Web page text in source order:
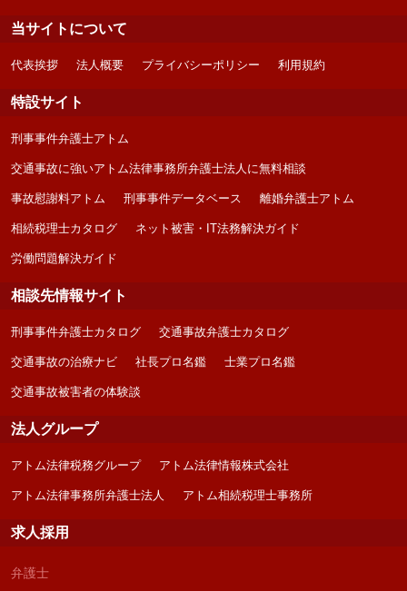
当サイトについて
代表挨拶 法人概要 プライバシーポリシー 利用規約
特設サイト
刑事事件弁護士アトム
交通事故に強いアトム法律事務所弁護士法人に無料相談
事故慰謝料アトム 刑事事件データベース 離婚弁護士アトム
相続税理士カタログ ネット被害・IT法務解決ガイド
労働問題解決ガイド
相談先情報サイト
刑事事件弁護士カタログ 交通事故弁護士カタログ
交通事故の治療ナビ 社長プロ名鑑 士業プロ名鑑
交通事故被害者の体験談
法人グループ
アトム法律税務グループ アトム法律情報株式会社
アトム法律事務所弁護士法人 アトム相続税理士事務所
求人採用
弁護士